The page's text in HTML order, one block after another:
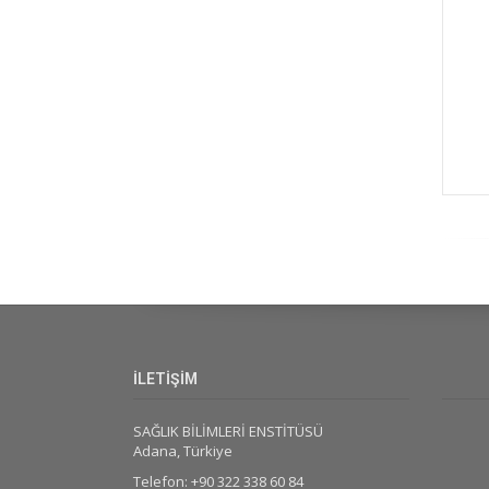
İLETİŞİM
SAĞLIK BİLİMLERİ ENSTİTÜSÜ
Adana, Türkiye
Telefon: +90 322 338 60 84